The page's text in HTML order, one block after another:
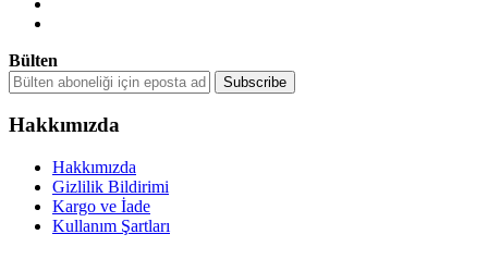
Bülten
Hakkımızda
Hakkımızda
Gizlilik Bildirimi
Kargo ve İade
Kullanım Şartları